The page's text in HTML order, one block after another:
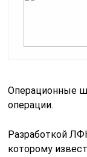
Операционные
операции.
Разработкой
которому